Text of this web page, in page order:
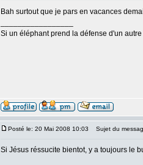
Bah surtout que je pars en vacances
Si un éléphant prend la défense d'un
Posté le: 20 Mai 2008 10:03 Sujet du
Si Jésus réssucite bientot, y a toujours le